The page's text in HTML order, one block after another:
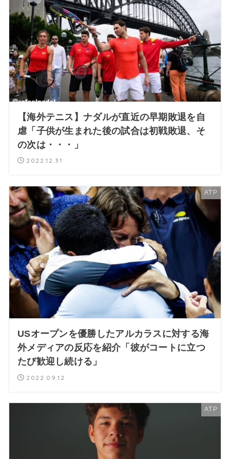
【海外テニス】ナダルが直近の早期敗退を自
虐「子供が生まれた後の試合は初戦敗退、そ
の次は・・・」
2022.12.31
ATP
USオープンを優勝したアルカラスに対する海
外メディアの反応を紹介「彼がコートに立つ
たび歓迎し続ける」
2022.09.12
ATP